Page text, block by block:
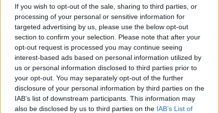
If you wish to opt-out of the sale, sharing to third parties, or
processing of your personal or sensitive information for
targeted advertising by us, please use the below opt-out
section to confirm your selection. Please note that after your
opt-out request is processed you may continue seeing
interest-based ads based on personal information utilized by
us or personal information disclosed to third parties prior to
your opt-out. You may separately opt-out of the further
disclosure of your personal information by third parties on the
IAB’s list of downstream participants. This information may
also be disclosed by us to third parties on the IAB’s List of
para Windows diseñada para funcionar más allá de los
límites de las extensiones de navegador tradicionales.En
lugar de proteger solo un navegador, funciona a nivel de
sistema y tiene como objetivo bloquear anuncios, ventanas
emergentes, rastreadores, sitios web maliciosos, scripts de
criptominería, banners de cookies e incluso algunos
anuncios dentro de aplicaciones de escritorio. Este
software es una herramienta gratuita para Windows 10 y
Windows 11 que se instala una vez y protege todo el